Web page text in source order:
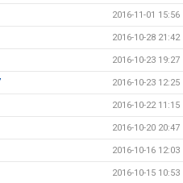
2016-11-01 15:56
2016-10-28 21:42
2016-10-23 19:27
2016-10-23 12:25
2016-10-22 11:15
2016-10-20 20:47
2016-10-16 12:03
2016-10-15 10:53